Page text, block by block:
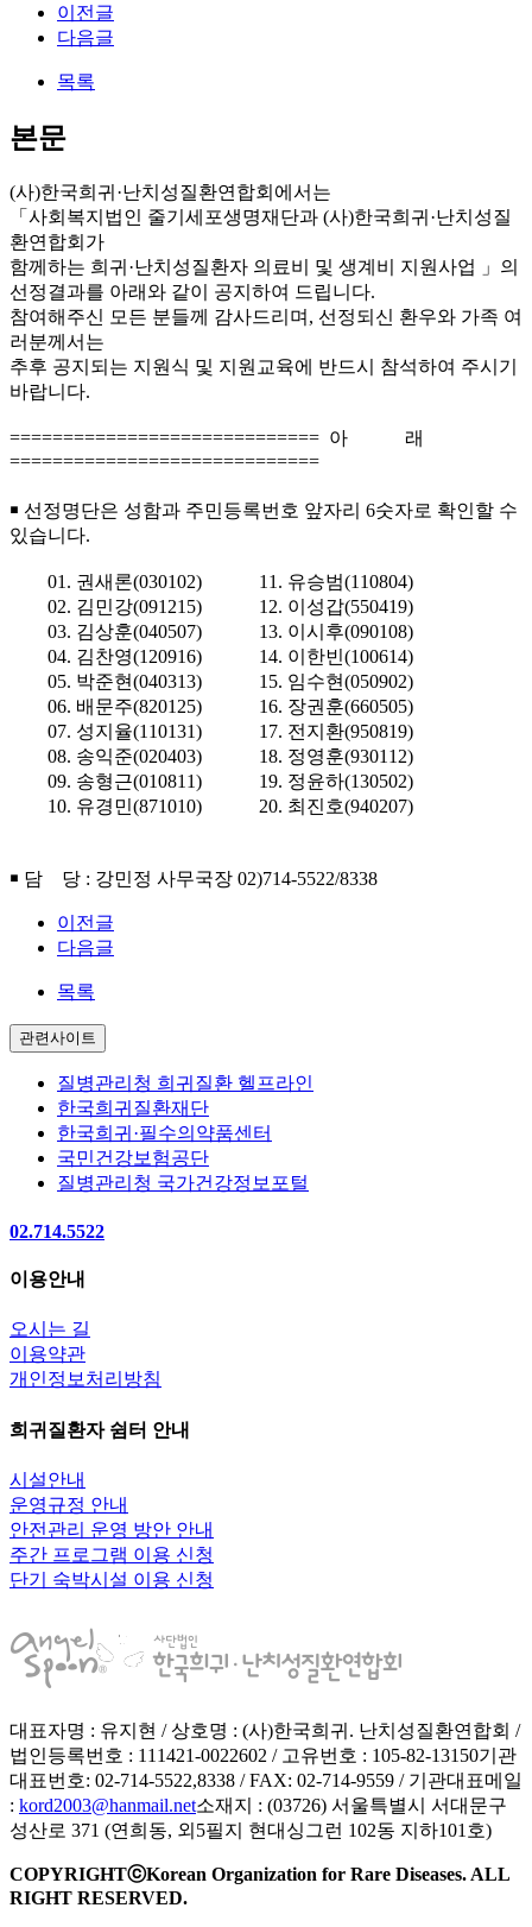
이전글
다음글
목록
본문
(사)한국희귀·난치성질환연합회에서는
「사회복지법인 줄기세포생명재단과 (사)한국희귀·난치성질
환연합회가
함께하는 희귀·난치성질환자 의료비 및 생계비 지원사업 」의
선정결과를 아래와 같이 공지하여 드립니다.
참여해주신 모든 분들께 감사드리며, 선정되신 환우와 가족 여
러분께서는
추후 공지되는 지원식 및 지원교육에 반드시 참석하여 주시기
바랍니다.
============================= 아 래
=============================
￭ 선정명단은 성함과 주민등록번호 앞자리 6숫자로 확인할 수
있습니다.
01. 권새론(030102) 11. 유승범(110804)
02. 김민강(091215) 12. 이성갑(550419)
03. 김상훈(040507) 13. 이시후(090108)
04. 김찬영(120916) 14. 이한빈(100614)
05. 박준현(040313) 15. 임수현(050902)
06. 배문주(820125) 16. 장권훈(660505)
07. 성지율(110131) 17. 전지환(950819)
08. 송익준(020403) 18. 정영훈(930112)
09. 송형근(010811) 19. 정윤하(130502)
10. 유경민(871010) 20. 최진호(940207)
￭ 담 당 : 강민정 사무국장 02)714-5522/8338
이전글
다음글
목록
관련사이트
질병관리청 희귀질환 헬프라인
한국희귀질환재단
한국희귀·필수의약품센터
국민건강보험공단
질병관리청 국가건강정보포털
02.714.5522
이용안내
오시는 길
이용약관
개인정보처리방침
희귀질환자 쉼터 안내
시설안내
운영규정 안내
안전관리 운영 방안 안내
주간 프로그램 이용 신청
단기 숙박시설 이용 신청
대표자명 : 유지현 / 상호명 : (사)한국희귀. 난치성질환연합회 /
법인등록번호 : 111421-0022602 / 고유번호 : 105-82-13150기관
대표번호: 02-714-5522,8338 / FAX: 02-714-9559 / 기관대표메일
: kord2003@hanmail.net소재지 : (03726) 서울특별시 서대문구
성산로 371 (연희동, 외5필지 현대싱그런 102동 지하101호)
COPYRIGHTⓒKorean Organization for Rare Diseases. ALL
RIGHT RESERVED.